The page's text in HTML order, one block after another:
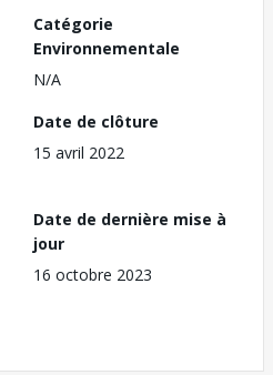
Catégorie
Environnementale
N/A
Date de clôture
15 avril 2022
Date de dernière mise à
jour
16 octobre 2023